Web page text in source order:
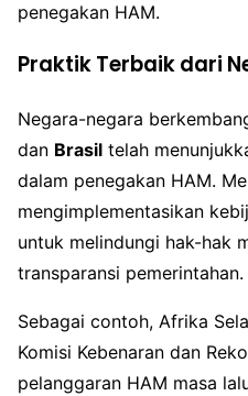
penegakan HAM.
Praktik Terbaik dari
Negara-negara
dan Brasil telah
dalam penegakan HAM.
mengimplementasikan
untuk melindungi hak-hak
transparansi pemerintahan.
Sebagai contoh, Afrika
Komisi Kebenaran dan
pelanggaran HAM masa